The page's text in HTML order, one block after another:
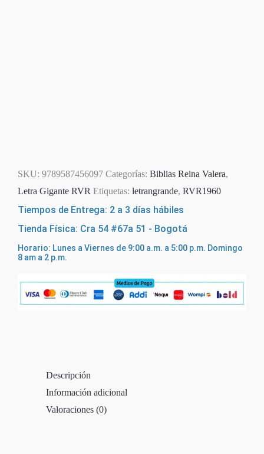
SKU: 9789587456097 Categorías: Biblias Reina Valera,
Letra Gigante RVR Etiquetas: letrangrande, RVR1960
Tiempos de Entrega: 2 a 3 días hábiles
Tienda Física: Cra 54 #67a 51 - Bogotá
Horario: Lunes a Viernes de 9:00 a.m. a 5:00 p.m. Domingo
8 am a 2 p.m.
Descripción
Información adicional
Valoraciones (0)